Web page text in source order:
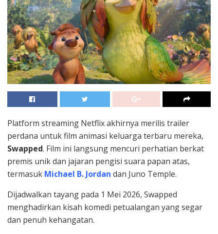
Platform streaming Netflixakhirnya merilis trailer
perdana untuk film animasi keluarga terbaru mereka,
Swapped. Film ini langsung mencuri perhatian berkat
premis unik dan jajaran pengisi suara papan atas,
termasuk Michael B. Jordan dan Juno Temple.
Dijadwalkan tayang pada 1 Mei 2026, Swapped
menghadirkan kisah komedi petualangan yang segar
dan penuh kehangatan.